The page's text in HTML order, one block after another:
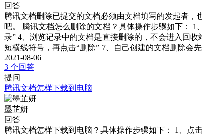
回答
腾讯文档删除已提交的文档必须由文档填写的发起者
吧。 腾讯文档怎么删除的文档？具体操作步骤如下：
录” 4、浏览记录中的文档是直接删除的，不会进入回
短横线符号，再点击“删除” 7、自己创建的文档删除会
2021-08-06
3 个回答
提问
腾讯文档怎样下载到电脑
墨芷妍
回答
腾讯文档怎样下载到电脑？具体操作步骤如下： 1、点